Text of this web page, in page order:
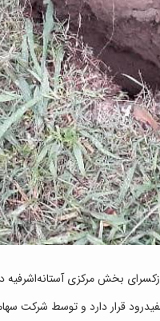
بخش مرکزی
سفیدرود قرار دارد و توسط